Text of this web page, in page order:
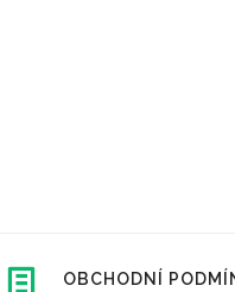
OBCHODNÍ